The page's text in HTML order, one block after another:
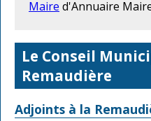
Maire d'Annuaire
Le Conseil
Remaudière
Adjoints à la